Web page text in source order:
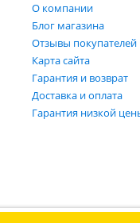
О компании
Блог магазина
Отзывы покупателей
Карта сайта
Гарантия и возврат
Доставка и оплата
Гарантия низкой